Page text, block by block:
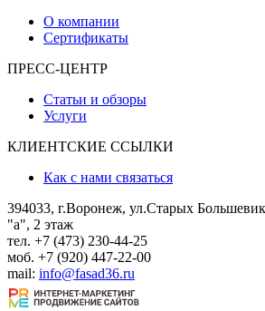
О компании
Сертификаты
ПРЕСС-ЦЕНТР
Статьи и обзоры
Услуги
КЛИЕНТСКИЕ ССЫЛКИ
Как с нами связаться
394033, г.Воронеж, ул.Старых
"а", 2 этаж
тел. +7 (473) 230-44-25
моб. +7 (920) 447-22-00
mail: info@fasad36.ru